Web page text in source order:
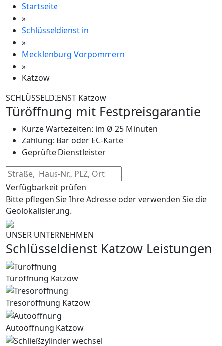
Startseite
»
Schlüsseldienst in
»
Mecklenburg Vorpommern
»
Katzow
SCHLÜSSELDIENST Katzow
Türöffnung mit Festpreisgarantie
Kurze Wartezeiten: im Ø 25 Minuten
Zahlung: Bar oder EC-Karte
Geprüfte Dienstleister
Verfügbarkeit prüfen
Bitte pflegen Sie Ihre Adresse oder verwenden Sie die
Geolokalisierung.
UNSER UNTERNEHMEN
Schlüsseldienst Katzow Leistungen
Türöffnung Katzow
Tresoröffnung Katzow
Autoöffnung Katzow